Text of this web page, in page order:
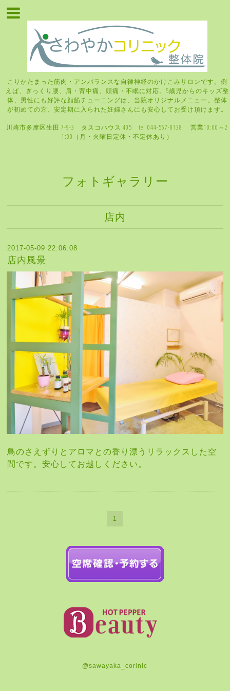
こりかたまった筋肉・アンバランスな自律神経のかけこみサロンです。例
えば、ぎっくり腰、肩・背中痛、頭痛・不眠に対応。5歳児からのキッズ整
体、男性にも好評な顔筋チューニングは、当院オリジナルメニュー。整体
が初めての方、安定期に入られた妊婦さんにも安心してお受け頂けます。
川崎市多摩区生田 7-9-3 タスコハウス 405 tel:044-567-8138 営業10:00～2
1:00（月・火曜日定休・不定休あり）
フォトギャラリー
店内
2017-05-09 22:06:08
店内風景
鳥のさえずりとアロマとの香り漂うリラックスした空
間です。安心してお越しください。
1
@sawayaka_corinic